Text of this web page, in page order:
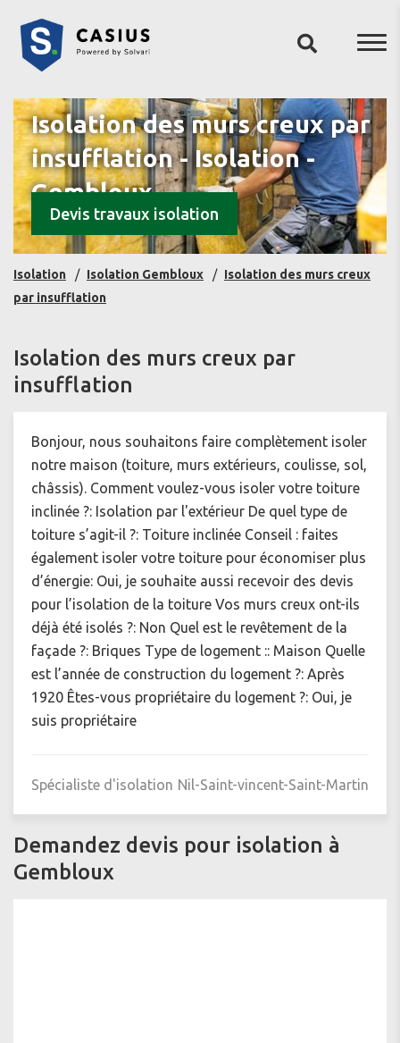
Isolation des murs creux par
insufflation - Isolation -
Gembloux
Devis travaux isolation
Isolation Isolation Gembloux
Isolation des murs creux
par insufflation
Isolation des murs creux par
insufflation
Bonjour, nous souhaitons faire complètement isoler
notre maison (toiture, murs extérieurs, coulisse, sol,
châssis). Comment voulez-vous isoler votre toiture
inclinée ?: Isolation par l'extérieur De quel type de
toiture s’agit-il ?: Toiture inclinée Conseil : faites
également isoler votre toiture pour économiser plus
d’énergie: Oui, je souhaite aussi recevoir des devis
pour l’isolation de la toiture Vos murs creux ont-ils
déjà été isolés ?: Non Quel est le revêtement de la
façade ?: Briques Type de logement :: Maison Quelle
est l’année de construction du logement ?: Après
1920 Êtes-vous propriétaire du logement ?: Oui, je
suis propriétaire
Spécialiste d'isolation Nil-Saint-vincent-Saint-Martin
Demandez devis pour isolation à
Gembloux